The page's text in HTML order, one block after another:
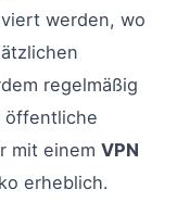
werden, wo
regelmäßig
öffentliche
mit einem VPN
erheblich.